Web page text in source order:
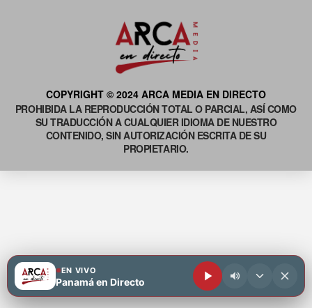
COPYRIGHT © 2024 ARCA MEDIA EN DIRECTO
PROHIBIDA LA REPRODUCCIÓN TOTAL O PARCIAL, ASÍ COMO
SU TRADUCCIÓN A CUALQUIER IDIOMA DE NUESTRO
CONTENIDO, SIN AUTORIZACIÓN ESCRITA DE SU
PROPIETARIO.
EN VIVO
Panamá en Directo